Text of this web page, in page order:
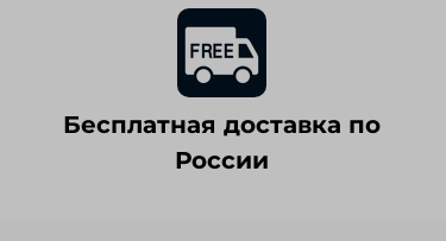
Бесплатная доставка по
России